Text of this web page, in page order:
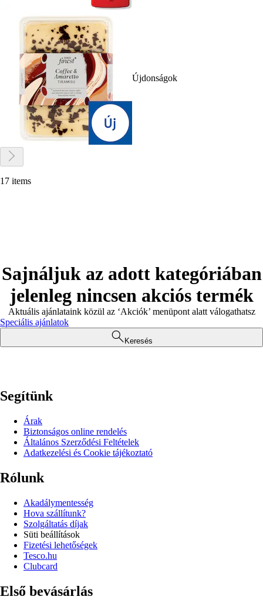
Újdonságok
17 items
Sajnáljuk az adott kategóriában
jelenleg nincsen akciós termék
Aktuális ajánlataink közül az ‘Akciók’ menüpont alatt válogathatsz
Speciális ajánlatok
Keresés
Segítünk
Árak
Biztonságos online rendelés
Általános Szerződési Feltételek
Adatkezelési és Cookie tájékoztató
Rólunk
Akadálymentesség
Hova szállítunk?
Szolgáltatás díjak
Süti beállítások
Fizetési lehetőségek
Tesco.hu
Clubcard
Első bevásárlás